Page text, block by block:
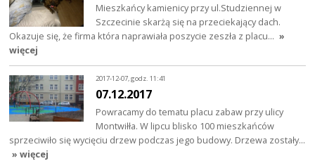
Mieszkańcy kamienicy przy ul.Studziennej w
Szczecinie skarżą się na przeciekający dach.
Okazuje się, że firma która naprawiała poszycie zeszła z placu… »
więcej
2017-12-07, godz. 11:41
07.12.2017
Powracamy do tematu placu zabaw przy ulicy
Montwiłła. W lipcu blisko 100 mieszkańców
sprzeciwiło się wycięciu drzew podczas jego budowy. Drzewa zostały…
» więcej